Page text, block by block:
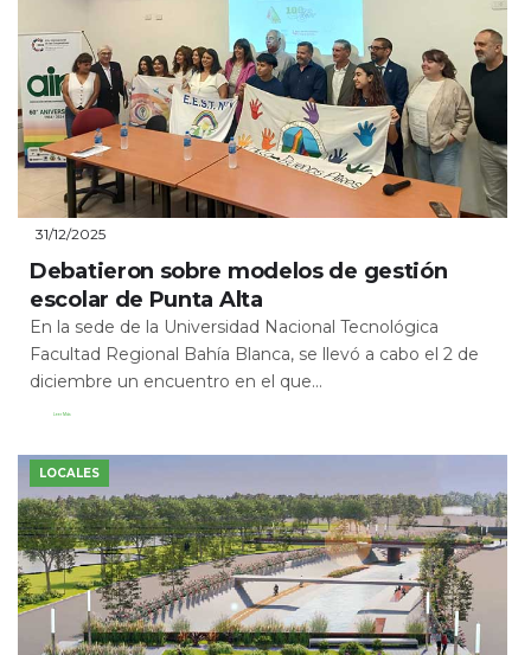
31/12/2025
Debatieron sobre modelos de gestión
escolar de Punta Alta
En la sede de la Universidad Nacional Tecnológica
Facultad Regional Bahía Blanca, se llevó a cabo el 2 de
diciembre un encuentro en el que...
Leer Más
LOCALES